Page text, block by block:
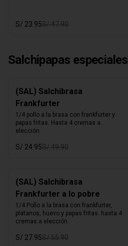
S/ 23.95S/ 47.90
Salchipapas especiales
(SAL) Salchibrasa
Frankfurter
1/4 pollo a la brasa con frankfurter y
papas fritas. Hasta 4 cremas a
elección.
S/ 24.95S/ 49.90
(SAL) Salchibrasa
Frankfurter a lo pobre
1/4 Pollo a la brasa con frankfurter,
platanos, huevo y papas fritas. hasta 4
cremas a elección.
S/ 27.95S/ 55.90